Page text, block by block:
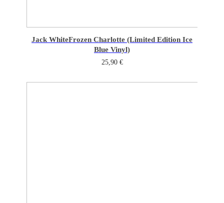
Jack WhiteFrozen Charlotte (Limited Edition Ice
Blue Vinyl)
25,90 €